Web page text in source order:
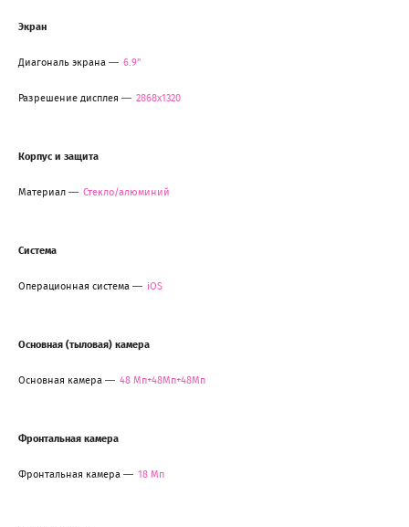
Экран
Диагональ экрана 6.9"
Разрешение дисплея 2868x1320
Корпус и защита
Материал Стекло/алюминий
Система
Операционная система iOS
Основная (тыловая) камера
Основная камера 48 Мп+48Мп+48Мп
Фронтальная камера
Фронтальная камера 18 Мп